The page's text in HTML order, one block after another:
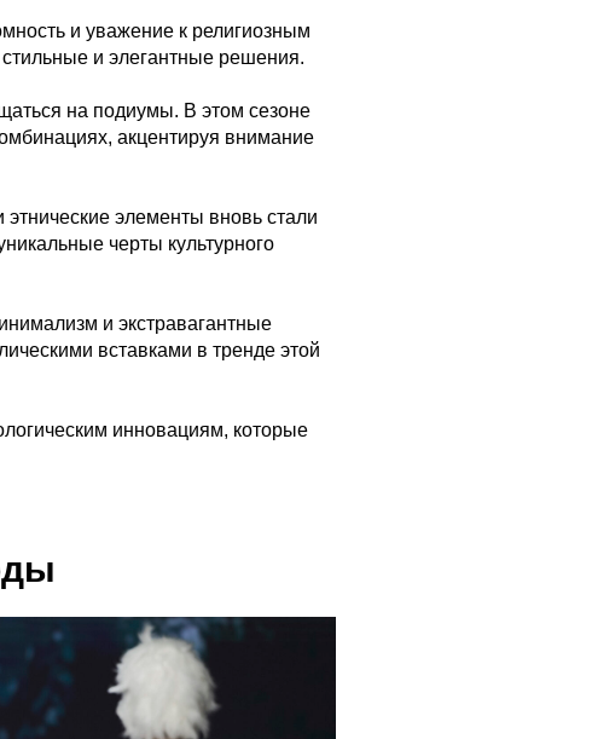
и уважение к религиозным
и элегантные решения.
на подиумы. В этом сезоне
акцентируя внимание
элементы вновь стали
черты культурного
и экстравагантные
вставками в тренде этой
инновациям, которые